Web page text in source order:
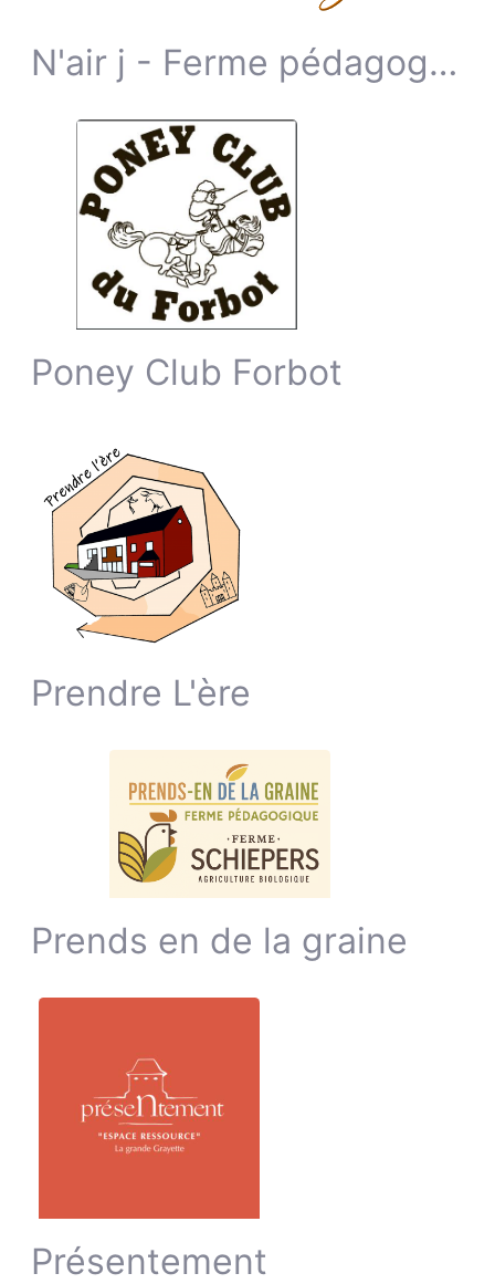
N'air j - Ferme pédagogique
Poney Club Forbot
Prendre L'ère
Prends en de la graine
Présentement